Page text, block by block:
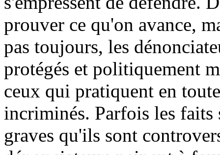
prouver ce qu'on avance,
pas toujours, les
protégés et politiquement
ceux qui pratiquent en
incriminés. Parfois les faits
graves qu'ils sont